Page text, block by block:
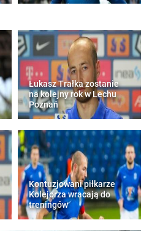
Łukasz Trałka zostanie
na kolejny rok w Lechu
Poznań
Kontuzjowani piłkarze
Kolejorza wracają do
treningów